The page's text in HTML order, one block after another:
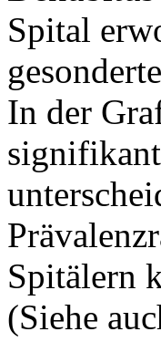
Spital
In der
Spitälern
(Siehe